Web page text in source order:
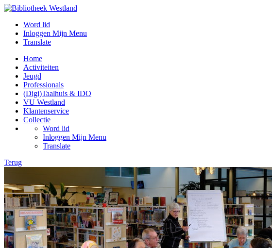
Word lid
Inloggen Mijn Menu
Translate
Home
Activiteiten
Jeugd
Professionals
(Digi)Taalhuis & IDO
VU Westland
Klantenservice
Collectie
Word lid
Inloggen Mijn Menu
Translate
Terug